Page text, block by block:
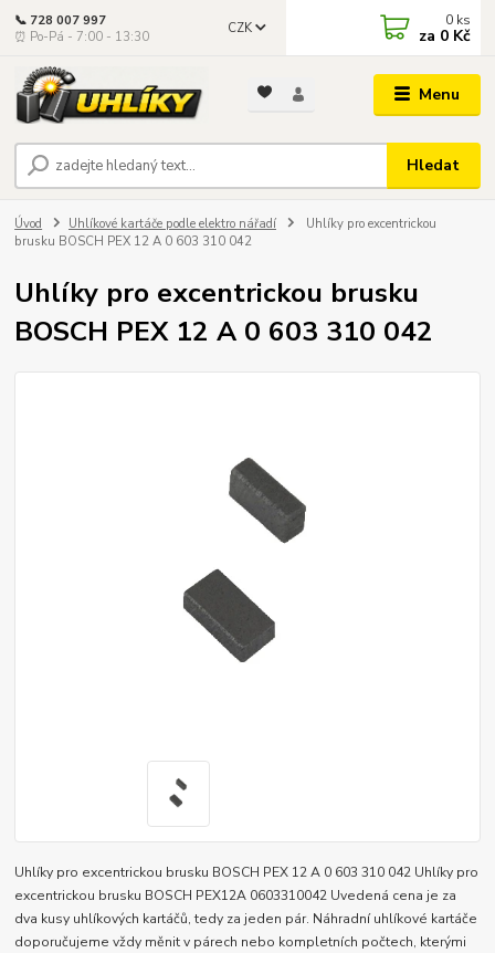
Menu
CZK
Hledat
📞 728 007 997
⏰ Po-Pá - 7:00 - 13:30
0 ks
za 0 Kč
Úvod Uhlíkové kartáče podle elektro nářadí
Uhlíky pro excentrickou
brusku BOSCH PEX 12 A 0 603 310 042
Uhlíky pro excentrickou brusku
BOSCH PEX 12 A 0 603 310 042
Uhlíky pro excentrickou brusku BOSCH PEX 12 A 0 603 310 042 Uhlíky pro
excentrickou brusku BOSCH PEX12A 0603310042 Uvedená cena je za
dva kusy uhlíkových kartáčů, tedy za jeden pár. Náhradní uhlíkové kartáče
doporučujeme vždy měnit v párech nebo kompletních počtech, kterými